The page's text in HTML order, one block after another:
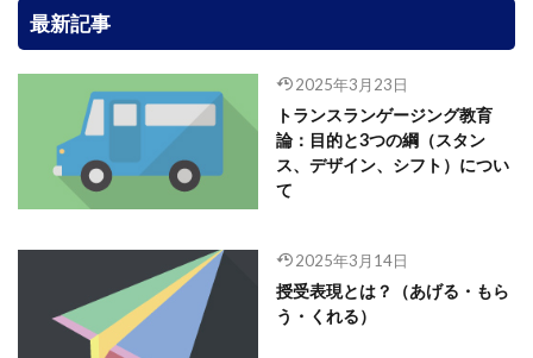
最新記事
2025年3月23日
トランスランゲージング教育
論：目的と3つの綱（スタン
ス、デザイン、シフト）につい
て
2025年3月14日
授受表現とは？（あげる・もら
う・くれる）